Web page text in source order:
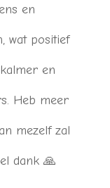
en
wat positief
en
Heb meer
mezelf zal
dank 🙏